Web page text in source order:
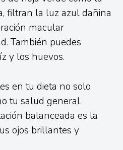
filtran la luz azul dañina
macular
También puedes
y los huevos.
en tu dieta no solo
tu salud general.
balanceada es la
ojos brillantes y